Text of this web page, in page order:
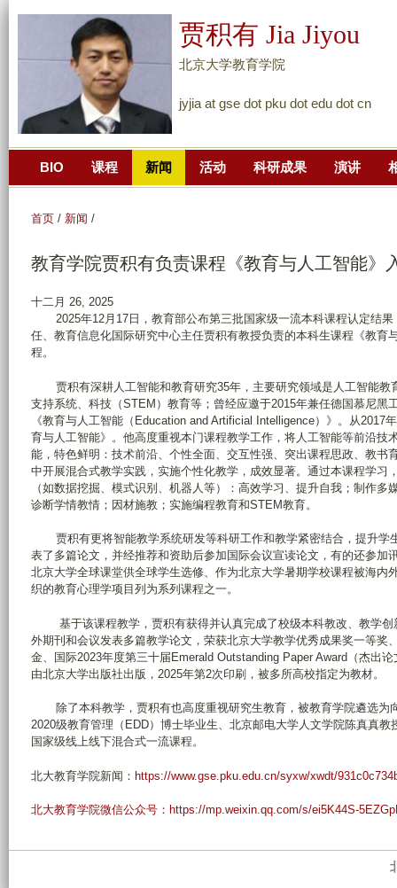
主
分
贾积有 Jia Jiyou
北京大学教育学院
jyjia at gse dot pku dot edu dot cn
BIO 课程 新闻 活动 科研成果 演讲
首页 / 新闻 /
教育学院贾积有负责课程《教育与人工智能》
十二月 26, 2025
2025年12月17日，教育部公布第三批国家级一流本科课程认定结果
任、教育信息化国际研究中心主任贾积有教授负责的本科生课程《教育
程。
贾积有深耕人工智能和教育研究35年，主要研究领域是人工智能教
支持系统、科技（STEM）教育等；曾经应邀于2015年兼任德国慕尼黑
《教育与人工智能（Education and Artificial Intelligence）》。从2017
育与人工智能》。他高度重视本门课程教学工作，将人工智能等前沿技
能，特色鲜明：技术前沿、个性全面、交互性强、突出课程思政、教书
中开展混合式教学实践，实施个性化教学，成效显著。通过本课程学习
（如数据挖掘、模式识别、机器人等）：高效学习、提升自我；制作
诊断学情教情；因材施教；实施编程教育和STEM教育。
贾积有更将智能教学系统研发等科研工作和教学紧密结合，提升学
表了多篇论文，并经推荐和资助后参加国际会议宣读论文，有的还参加
北京大学全球课堂供全球学生选修、作为北京大学暑期学校课程被海内
织的教育心理学项目列为系列课程之一。
基于该课程教学，贾积有获得并认真完成了校级本科教改、教学创
外期刊和会议发表多篇教学论文，荣获北京大学教学优秀成果奖一等奖
金、国际2023年度第三十届Emerald Outstanding Paper Award（杰出
由北京大学出版社出版，2025年第2次印刷，被多所高校指定为教材。
除了本科教学，贾积有也高度重视研究生教育，被教育学院遴选为
2020级教育管理（EDD）博士毕业生、北京邮电大学人文学院陈真真
国家级线上线下混合式一流课程。
北大教育学院新闻： https://www.gse.pku.edu.cn/syxw/xwdt/
北大教育学院微信公众号：https://mp.weixin.qq.com/s/ei5K44S-